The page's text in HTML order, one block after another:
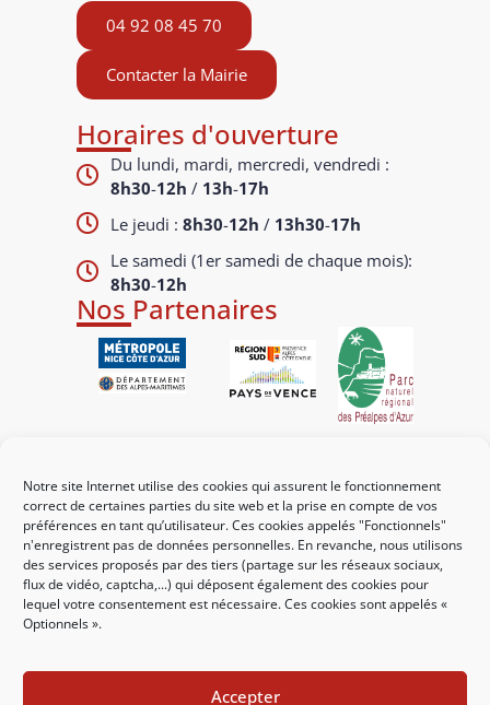
Notre site Internet utilise des cookies qui assurent le fonctionnement
correct de certaines parties du site web et la prise en compte de vos
préférences en tant qu’utilisateur. Ces cookies appelés "Fonctionnels"
n'enregistrent pas de données personnelles. En revanche, nous utilisons
des services proposés par des tiers (partage sur les réseaux sociaux,
flux de vidéo, captcha,...) qui déposent également des cookies pour
lequel votre consentement est nécessaire. Ces cookies sont appelés «
Optionnels ».
Accepter
04 92 08 45 70
Contacter la Mairie
Horaires d'ouverture
Du lundi, mardi, mercredi, vendredi :
8h30-12h / 13h-17h
Le jeudi :8h30-12h / 13h30-17h
Le samedi (1er samedi de chaque mois):
8h30-12h
Nos Partenaires
Mes démarches
Portail familles
Guichet urbanisme
CCAS
Nous contacter